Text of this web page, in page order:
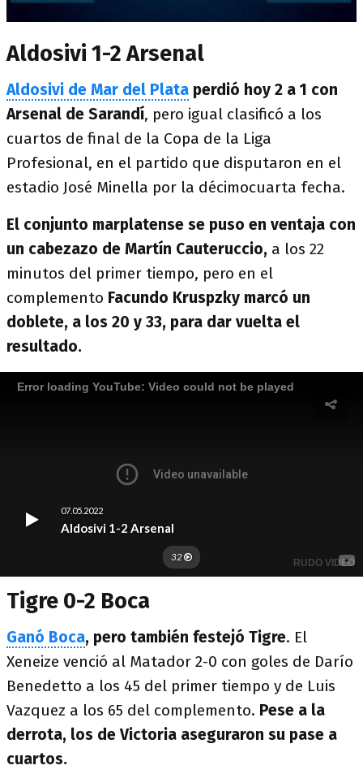
Aldosivi 1-2 Arsenal
Aldosivi de Mar del Plata perdió hoy 2 a 1 con
Arsenal de Sarandí, pero igual clasificó a los
cuartos de final de la Copa de la Liga
Profesional, en el partido que disputaron en el
estadio José Minella por la décimocuarta fecha.
El conjunto marplatense se puso en ventaja con
un cabezazo de Martín Cauteruccio, a los 22
minutos del primer tiempo, pero en el
complemento Facundo Kruspzky marcó un
doblete, a los 20 y 33, para dar vuelta el
resultado.
Tigre 0-2 Boca
Ganó Boca, pero también festejó Tigre. El
Xeneize venció al Matador 2-0 con goles de Darío
Benedetto a los 45 del primer tiempo y de Luis
Vazquez a los 65 del complemento. Pese a la
derrota, los de Victoria aseguraron su pase a
cuartos.